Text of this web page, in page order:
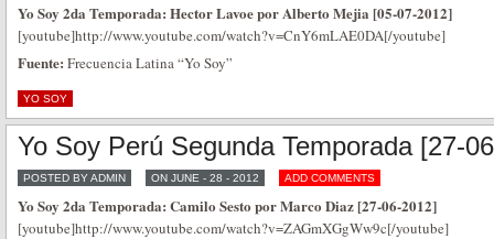
Yo Soy 2da Temporada: Hector Lavoe por Alberto Mejia [05-07-2012]
[youtube]http://www.youtube.com/watch?v=CnY6mLAE0DA[/youtube]
Fuente: Frecuencia Latina “Yo Soy”
YO SOY
Yo Soy Perú Segunda Temporada [27-
POSTED BY ADMIN ON JUNE - 28 - 2012 ADD COMMENTS
Yo Soy 2da Temporada: Camilo Sesto por Marco Diaz [27-06-2012]
[youtube]http://www.youtube.com/watch?v=ZAGmXGgWw9c[/youtube]